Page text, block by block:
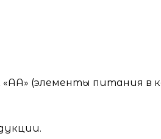
(элементы питания в